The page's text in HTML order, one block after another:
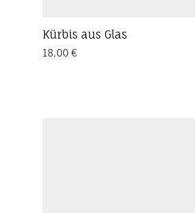
Kürbis aus Glas
18,00 €